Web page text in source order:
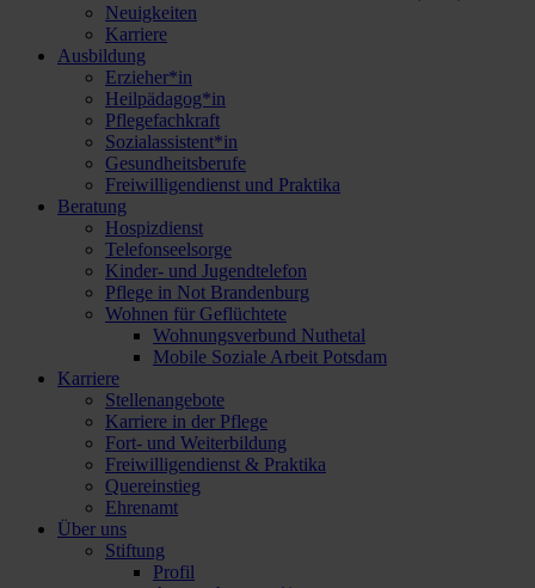
Neuigkeiten
Karriere
Ausbildung
Erzieher*in
Heilpädagog*in
Pflegefachkraft
Sozialassistent*in
Gesundheitsberufe
Freiwilligendienst und Praktika
Beratung
Hospizdienst
Telefonseelsorge
Kinder- und Jugendtelefon
Pflege in Not Brandenburg
Wohnen für Geflüchtete
Wohnungsverbund Nuthetal
Mobile Soziale Arbeit Potsdam
Karriere
Stellenangebote
Karriere in der Pflege
Fort- und Weiterbildung
Freiwilligendienst & Praktika
Quereinstieg
Ehrenamt
Über uns
Stiftung
Profil